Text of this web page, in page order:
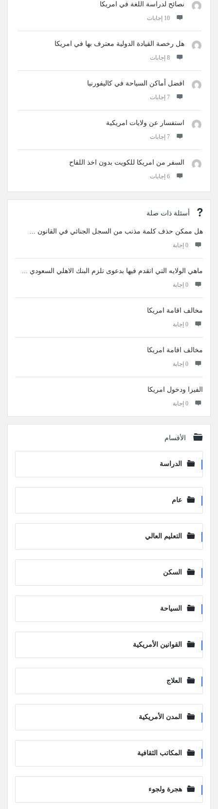
نصائح لدراسة اللغة في امريكا
‫10 إجابات
هل رخصة القيادة الدولية معترف بها في امريكا
‫8 إجابات
افضل أماكن السياحة في كاليفورنيا
‫7 إجابات
استفسار عن ولايات امريكية
‫7 إجابات
السفر من امريكا للكويت بدون اخذ اللقاح
‫6 إجابات
أسئلة ذات صلة
هل ممكن حذف كلمة مذنب من السجل الجنائي في القانون ...
‫0 إجابة
ماهي الولايه التي اتقدم فيها بدعوى تلزم البنك الاهلي السعودي ...
‫0 إجابة
مخالف اقامة امريكا
‫0 إجابة
مخالف اقامة امريكا
‫0 إجابة
الفيزا ودخول امريكا
‫0 إجابة
الأقسام
الدراسة
عام
التعليم العالي
السكن
السياحة
القوانين الأمريكية
العلاج
المدن الأمريكية
المكاتب الثقافية
هجرة ولجوء